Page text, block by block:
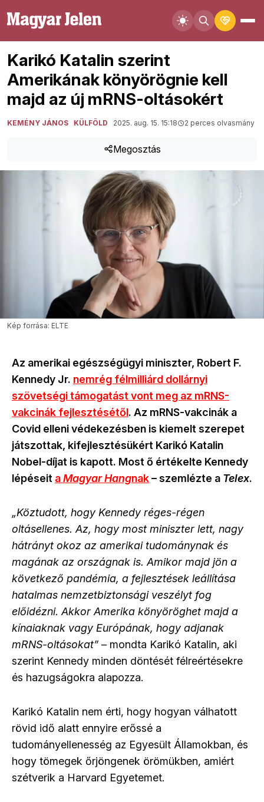
Karikó Katalin szerint
Amerikának könyörögnie kell
majd az új mRNS-oltásokért
KEMÉNY JÁNOS KÜLFÖLD 2025. aug. 15. 15:18 2 perces olvasmány
Megosztás
Kép forrása: ELTE
Az amerikai egészségügyi miniszter, Robert F.
Kennedy Jr. nemrég félmilliárd dollárnyi
szövetségi támogatást vont meg az mRNS-
vakcinák fejlesztésétől. Az mRNS-vakcinák a
Covid elleni védekezésben is kiemelt szerepet
játszottak, kifejlesztésükért Karikó Katalin
Nobel-díjat is kapott. Most ő értékelte Kennedy
lépéseit aMagyar Hangnak–szemlézte a Telex.
„Köztudott, hogy Kennedy réges-régen
oltásellenes. Az, hogy most miniszter lett, nagy
hátrányt okoz az amerikai tudománynak és
magának az országnak is. Amikor majd jön a
következő pandémia, a fejlesztések leállítása
hatalmas nemzetbiztonsági veszélyt fog
előidézni. Akkor Amerika könyöröghet majd a
kínaiaknak vagy Európának, hogy adjanak
mRNS-oltásokat” – mondta Karikó Katalin, aki
szerint Kennedy minden döntését félreértésekre
és hazugságokra alapozza.
Karikó Katalin nem érti, hogy hogyan válhatott
rövid idő alatt ennyire erőssé a
tudományellenesség az Egyesült Államokban, és
hogy tömegek őrjöngenek örömükben, amiért
szétverik a Harvard Egyetemet.